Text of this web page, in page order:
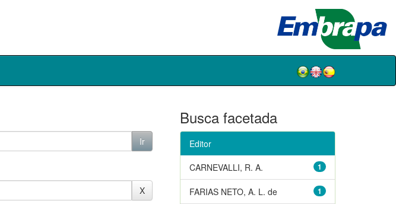
Busca facetada
Editor
1
CARNEVALLI, R. A.
1
FARIAS NETO, A. L. de